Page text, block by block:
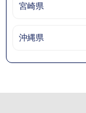
宮崎県
沖縄県